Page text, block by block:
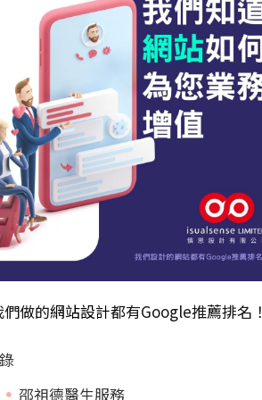
們做的網站設計都有Google推薦排名！
邵祖德醫生服務